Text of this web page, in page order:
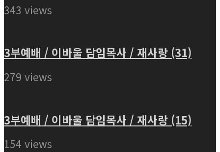
343 views
3부예배 / 이바울 담임목사 / 재사랑 (31)
279 views
3부예배 / 이바울 담임목사 / 재사랑 (15)
154 views